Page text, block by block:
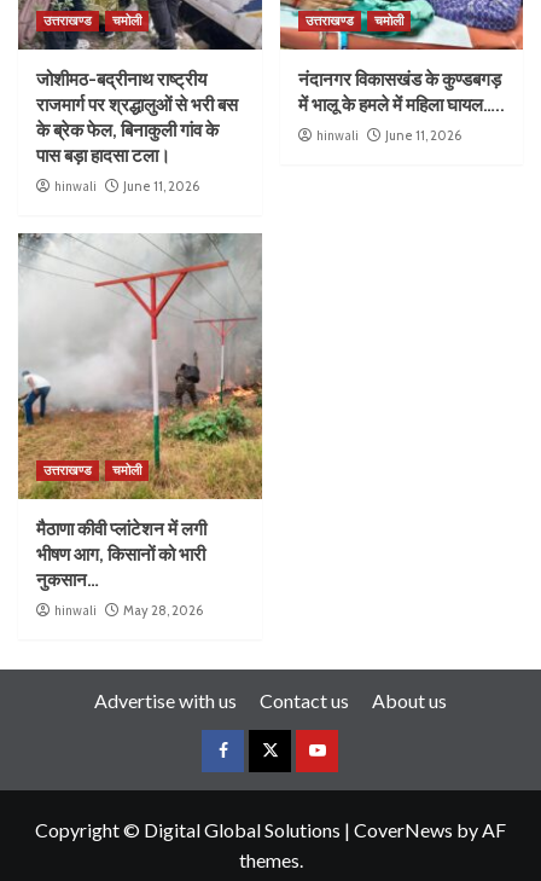
उत्तराखण्ड चमोली
जोशीमठ-बद्रीनाथ राष्ट्रीय
राजमार्ग पर श्रद्धालुओं से भरी बस
के ब्रेक फेल, बिनाकुली गांव के
पास बड़ा हादसा टला।
hinwali June 11, 2026
उत्तराखण्ड चमोली
नंदानगर विकासखंड के कुण्डबगड़
में भालू के हमले में महिला घायल…..
hinwali June 11, 2026
उत्तराखण्ड चमोली
मैठाणा कीवी प्लांटेशन में लगी
भीषण आग, किसानों को भारी
नुकसान…
hinwali May 28, 2026
Advertise with us Contact us About us
Copyright © Digital Global Solutions | CoverNews by AF
themes.